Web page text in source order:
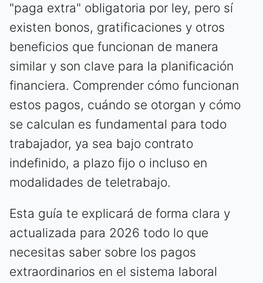
"paga extra" obligatoria por ley, pero sí
existen bonos, gratificaciones y otros
beneficios que funcionan de manera
similar y son clave para la planificación
financiera. Comprender cómo funcionan
estos pagos, cuándo se otorgan y cómo
se calculan es fundamental para todo
trabajador, ya sea bajo contrato
indefinido, a plazo fijo o incluso en
modalidades de teletrabajo.
Esta guía te explicará de forma clara y
actualizada para 2026 todo lo que
necesitas saber sobre los pagos
extraordinarios en el sistema laboral